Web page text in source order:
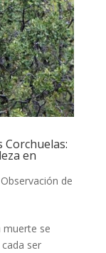
Corchuelas:
en
Observación de
muerte se
ser